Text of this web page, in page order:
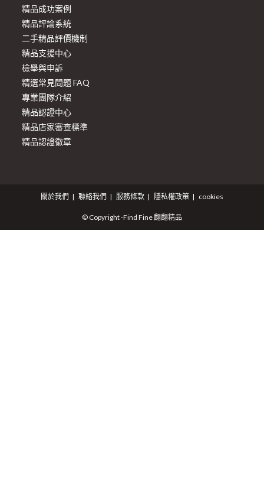
精品成功案例
精品評論系統
二手精品評價機制
精品支援中心
檢舉與申訴
精選常見問題 FAQ
專業團隊介紹
精品認證中心
精品店家審查標準
精品認證徽章
關於我們 聯絡我們 服務條款 隱私權政策 cookies
© Copyright -Find Fine 翻翻精品